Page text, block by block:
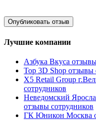
Лучшие компании
Азбука Вкуса
Top 3D Shop отзывы
X5 Retail Group
сотрудников
Неведомский
отзывы сотрудников
ГК Юникон Москва